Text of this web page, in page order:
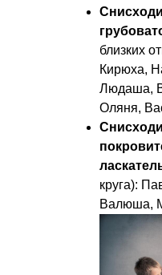
близких
Кирюха,
Людаша,
Оляня,
круга):
Валюша,